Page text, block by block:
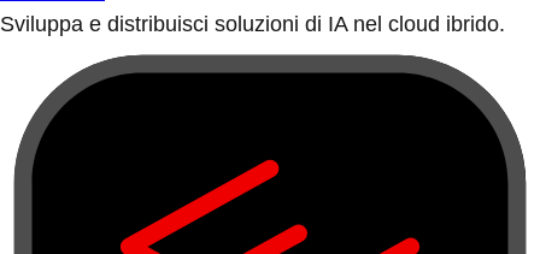
Sviluppa e distribuisci soluzioni di IA nel cloud ibrido.